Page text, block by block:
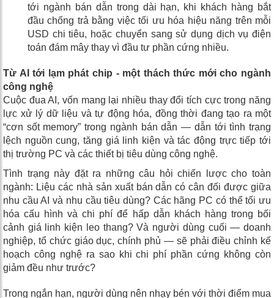
tới ngành bán dẫn trong dài hạn, khi khách hàng bắt
đầu chống trả bằng việc tối ưu hóa hiệu năng trên mỗi
USD chi tiêu, hoặc chuyển sang sử dụng dịch vụ điện
toán đám mây thay vì đầu tư phần cứng nhiều.
Từ AI tới lạm phát chip - một thách thức mới cho ngành
công nghệ
Cuộc đua AI, vốn mang lại nhiều thay đổi tích cực trong năng
lực xử lý dữ liệu và tự động hóa, đồng thời đang tạo ra một
“cơn sốt memory” trong ngành bán dẫn — dẫn tới tình trạng
lệch nguồn cung, tăng giá linh kiện và tác động trực tiếp tới
thị trường PC và các thiết bị tiêu dùng công nghệ.
Tình trạng này đặt ra những câu hỏi chiến lược cho toàn
ngành: Liệu các nhà sản xuất bán dẫn có cân đối được giữa
nhu cầu AI và nhu cầu tiêu dùng? Các hãng PC có thể tối ưu
hóa cấu hình và chi phí để hấp dẫn khách hàng trong bối
cảnh giá linh kiện leo thang? Và người dùng cuối — doanh
nghiệp, tổ chức giáo dục, chính phủ — sẽ phải điều chỉnh kế
hoạch công nghệ ra sao khi chi phí phần cứng không còn
giảm đều như trước?
Trong ngắn hạn, người dùng nên nhạy bén với thời điểm mua